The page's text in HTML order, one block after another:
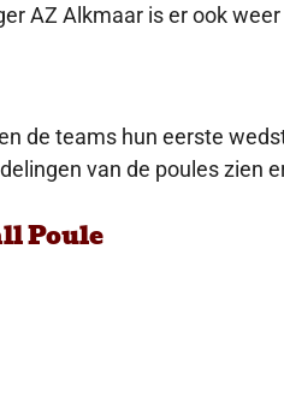
AZ Alkmaar is er ook
de teams hun eerste
van de poules zien
Poule